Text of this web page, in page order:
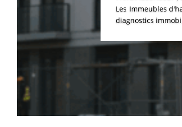
Les Immeubles
diagnostics